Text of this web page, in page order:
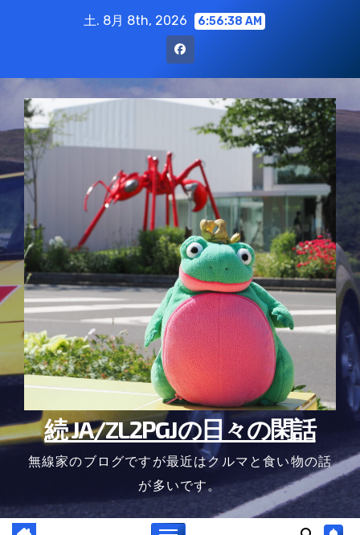
ン
に
ス
キ
プ
土. 8月 8th, 2026 6:56:39 AM
続 JA/ZL2PGJの日々の閑話
無線家のブログですが最近はクルマと食い物の話
が多いです。